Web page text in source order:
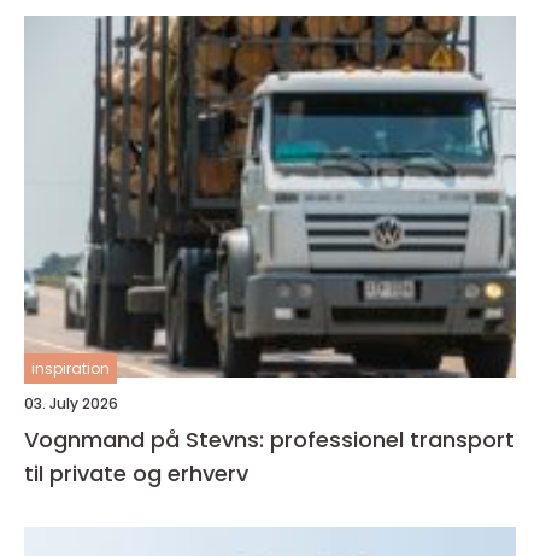
inspiration
03. July 2026
Vognmand på Stevns: professionel transport
til private og erhverv